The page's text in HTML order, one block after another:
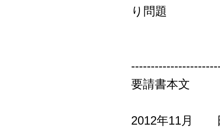
り問題
要請書本文
2012年11月